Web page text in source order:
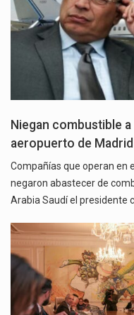
Niegan combustible
aeropuerto de Madrid
Compañías que operan en
negaron abastecer de
Arabia Saudí el presidente